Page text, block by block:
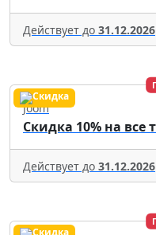
Действует до 31.12.2026
Joom
Скидка 10% на все
Действует до 31.12.2026